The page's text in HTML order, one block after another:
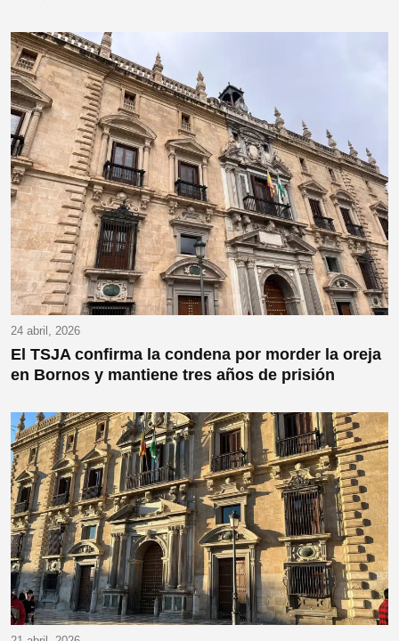
24 abril, 2026
El TSJA confirma la condena por morder la oreja
en Bornos y mantiene tres años de prisión